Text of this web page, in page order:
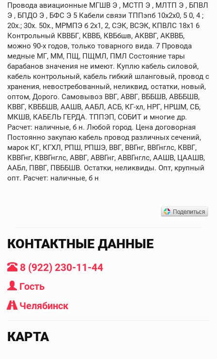
Провода авиационные МГШВ Э , МСТП Э , МЛТП Э , БПВЛ
Э , БПДО Э , БФС Э 5 Кабели связи ТППэпб 10х2х0, 5 0, 4 ;
20х.; 30х. 50х., МРМПЭ б 2х1, 2, СЭК, ВСЭК, КПВЛС 18х1 6
Контрольный КВВБГ, КВВБ, КВБбшв, АКВВГ, АКВВБ,
можно 90-х годов, только товарного вида. 7 Провода
медные МГ, ММ, ПЩ, ПЩМЛ, ПМЛ Состояние тары
барабанов значения не имеют. Куплю кабель силовой,
кабель контрольный, кабель гибкий шланговый, провод с
хранения, невостребованный, неликвид, остатки, новый,
оптом, Дорого. Самовывоз ВВГ, АВВГ, ВББШВ, АВББШВ,
КВВГ, КВББШВ, ААШВ, ААБЛ, АСБ, КГ-хл, НРГ, НРШМ, СБ,
МКШВ, КАБЕЛЬ ГЕРДА. ТППЭП, СОБИТ и многие др.
Расчет: наличные, б н. Любой город. Цена договорная
Постоянно закупаю кабель провод различных сечений,
марок КГ, КГХЛ, РПШ, РПШЭ, ВВГ, ВВГнг, ВВГнглс, КВВГ,
КВВГнг, КВВГнглс, АВВГ, АВВГнг, АВВГнглс, ААШВ, ЦААШВ,
ААБл, ПВВГ, ПВББШВ. Остатки, неликвиды. Опт, крупный
опт. Расчет: наличные, б н
КОНТАКТНЫЕ ДАННЫЕ
8 (922) 230-11-44
Гость
Челябинск
КАРТА